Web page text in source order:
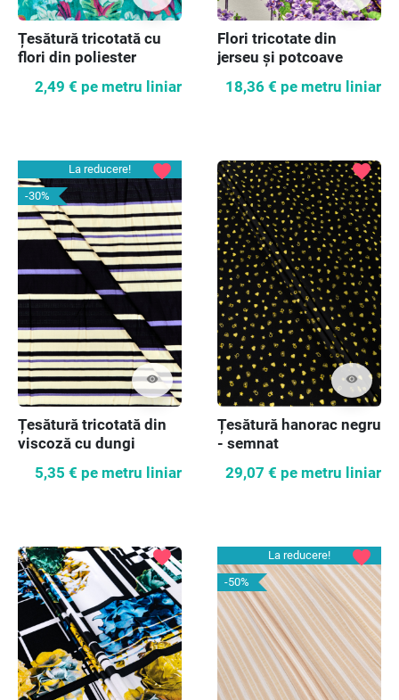
Țesătură tricotată cu
flori din poliester
2,49 € pe metru liniar
Flori tricotate din
jerseu și potcoave
18,36 € pe metru liniar
La reducere!
-30%
visibility
favorite
Țesătură tricotată din
viscoză cu dungi
5,35 € pe metru liniar
visibility
favorite
Țesătură hanorac negru
- semnat
29,07 € pe metru liniar
favorite
La reducere!
-50%
favorite